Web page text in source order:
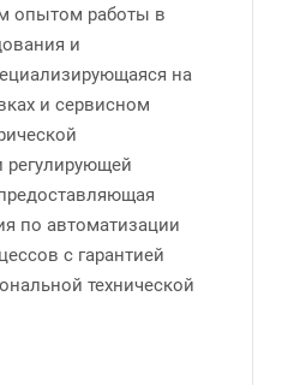
опытом работы в
и
на
и сервисном
регулирующей
по автоматизации
с гарантией
технической